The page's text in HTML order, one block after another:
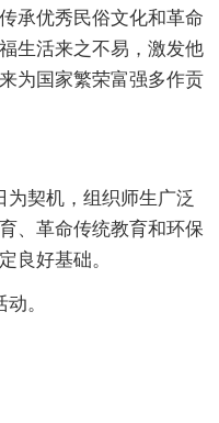
承优秀民俗文化和革命
生活来之不易，激发他
为国家繁荣富强多作贡
为契机，组织师生广泛
、革命传统教育和环保
良好基础。
。